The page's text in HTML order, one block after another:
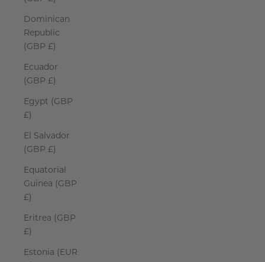
Dominican
Republic
(GBP £)
Ecuador
(GBP £)
Egypt (GBP
£)
El Salvador
(GBP £)
Equatorial
Guinea (GBP
£)
Eritrea (GBP
£)
Estonia (EUR